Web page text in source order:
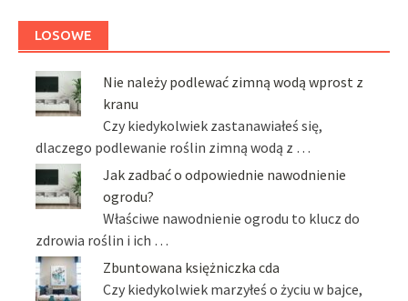
LOSOWE
Nie należy podlewać zimną wodą wprost z
kranu
Czy kiedykolwiek zastanawiałeś się,
dlaczego podlewanie roślin zimną wodą z …
Jak zadbać o odpowiednie nawodnienie
ogrodu?
Właściwe nawodnienie ogrodu to klucz do
zdrowia roślin i ich …
Zbuntowana księżniczka cda
Czy kiedykolwiek marzyłeś o życiu w bajce,